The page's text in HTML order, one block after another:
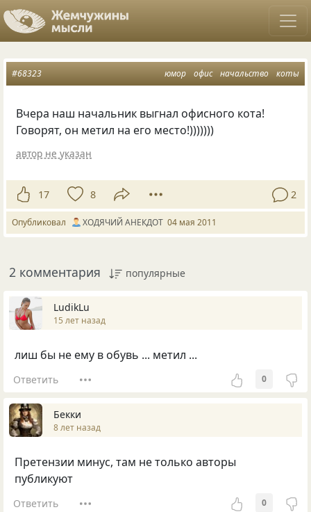
юмор офис начальство коты
#68323
Вчера наш начальник выгнал офисного кота!
Говорят, он метил на его место!)))))))
автор не указан
17 8 2
Опубликовал ХОДЯЧИЙ АНЕКДОТ 04 мая 2011
2 комментария популярные
LudikLu
15 лет назад
лиш бы не ему в обувь ... метил ...
Ответить 0
Бекки
8 лет назад
Претензии минус, там не только авторы
публикуют
Ответить 0